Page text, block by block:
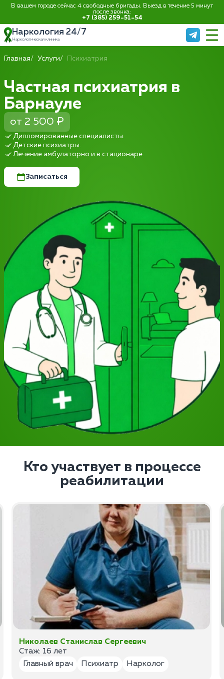
В вашем городе сейчас 4 свободные бригады. Выезд в течение 5 минут
после звонка:
+7 (385) 259-51-54
Наркология 24/7
Наркологическая клиника
Главная Услуги Психиатрия
Частная психиатрия в
Барнауле
от 2 500 ₽
Дипломированные специалисты.
Детские психиатры.
Лечение амбулаторно и в стационаре.
Записаться
Кто участвует в процессе
реабилитации
Николаев Станислав Сергеевич
Стаж: 16 лет
Главный врач
Психиатр Нарколог